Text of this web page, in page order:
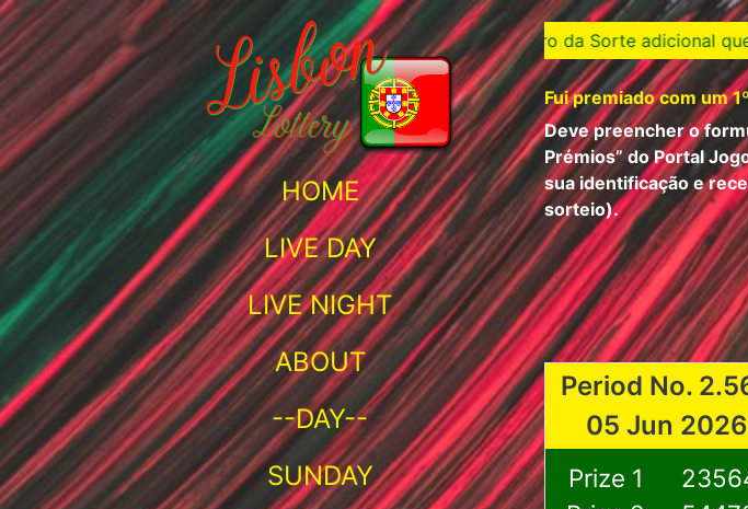
HOME
LIVE DAY
LIVE NIGHT
ABOUT
--DAY--
SUNDAY
5 números principais e o Número da Sorte adicional que você selecionou no seu
Fui premiado com um
Deve preencher o
Prémios” do Portal
sua identificação e
sorteio).
Period No.
05 Jun 2026
Prize 1